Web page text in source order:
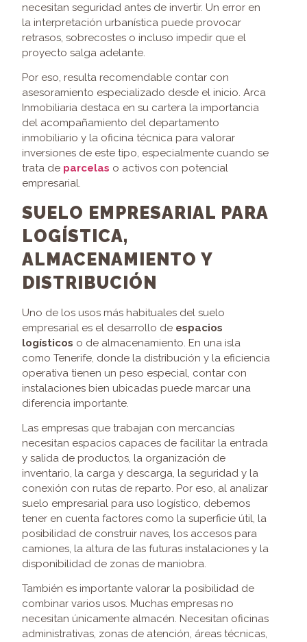
necesitan seguridad antes de invertir. Un error en
la interpretación urbanística puede provocar
retrasos, sobrecostes o incluso impedir que el
proyecto salga adelante.
Por eso, resulta recomendable contar con
asesoramiento especializado desde el inicio. Arca
Inmobiliaria destaca en su cartera la importancia
del acompañamiento del departamento
inmobiliario y la oficina técnica para valorar
inversiones de este tipo, especialmente cuando se
trata de parcelas o activos con potencial
empresarial.
SUELO EMPRESARIAL PARA
LOGÍSTICA,
ALMACENAMIENTO Y
DISTRIBUCIÓN
Uno de los usos más habituales del suelo
empresarial es el desarrollo de espacios
logísticos o de almacenamiento. En una isla
como Tenerife, donde la distribución y la eficiencia
operativa tienen un peso especial, contar con
instalaciones bien ubicadas puede marcar una
diferencia importante.
Las empresas que trabajan con mercancías
necesitan espacios capaces de facilitar la entrada
y salida de productos, la organización de
inventario, la carga y descarga, la seguridad y la
conexión con rutas de reparto. Por eso, al analizar
suelo empresarial para uso logístico, debemos
tener en cuenta factores como la superficie útil, la
posibilidad de construir naves, los accesos para
camiones, la altura de las futuras instalaciones y la
disponibilidad de zonas de maniobra.
También es importante valorar la posibilidad de
combinar varios usos. Muchas empresas no
necesitan únicamente almacén. Necesitan oficinas
administrativas, zonas de atención, áreas técnicas,